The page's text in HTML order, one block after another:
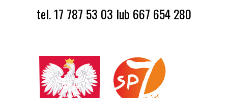
tel. 17 787 53 03 lub 667 654 280